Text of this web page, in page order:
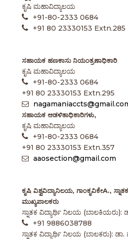
ಕೃಷಿ ಮಹಾವಿದ್ಯಾಲಯ
+91-80-2333 0684
+91 80 23330153 Extn.285
ಸಹಾಯಕ ಹಣಕಾಸು ನಿಯಂತ್ರಣಾಧಿಕಾರಿ
ಕೃಷಿ ಮಹಾವಿದ್ಯಾಲಯ
+91-80-2333 0684
+91 80 23330153 Extn.295
ಸಹಾಯಕ ಆಡಳಿತಾಧಿಕಾರಿಗಳು,
ಕೃಷಿ ಮಹಾವಿದ್ಯಾಲಯ
+91-80-2333 0684
+91 80 23330153 Extn.357
aaosection@gmail.com
ಕೃಷಿ ವಿಶ್ವವಿದ್ಯಾನಿಲಯ, ಗಾಂಕೃವಿಕೇA.,
ಮುಖ್ಯಪಾಲಕರು
ಸ್ನಾತಕ ವಿದ್ಯಾರ್ಥಿ ನಿಲಯ (ಬಾಲಕಿಯರು):
+91 9886038788
ಸ್ನಾತಕ ವಿದ್ಯಾರ್ಥಿ ನಿಲಯ (ಬಾಲಕರು):